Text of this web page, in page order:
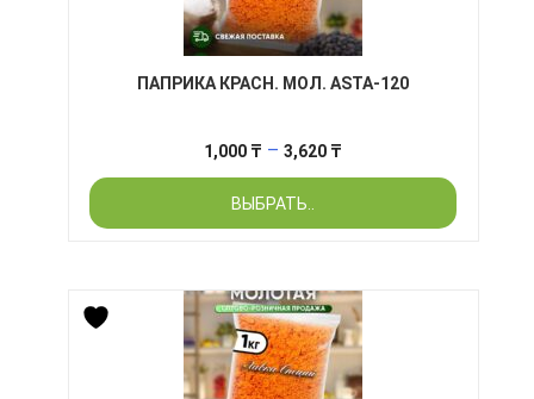
ПАПРИКА КРАСН. МОЛ. ASTA-120
1,000 ₸ – 3,620 ₸
цен:
–
ВЫБРАТЬ..